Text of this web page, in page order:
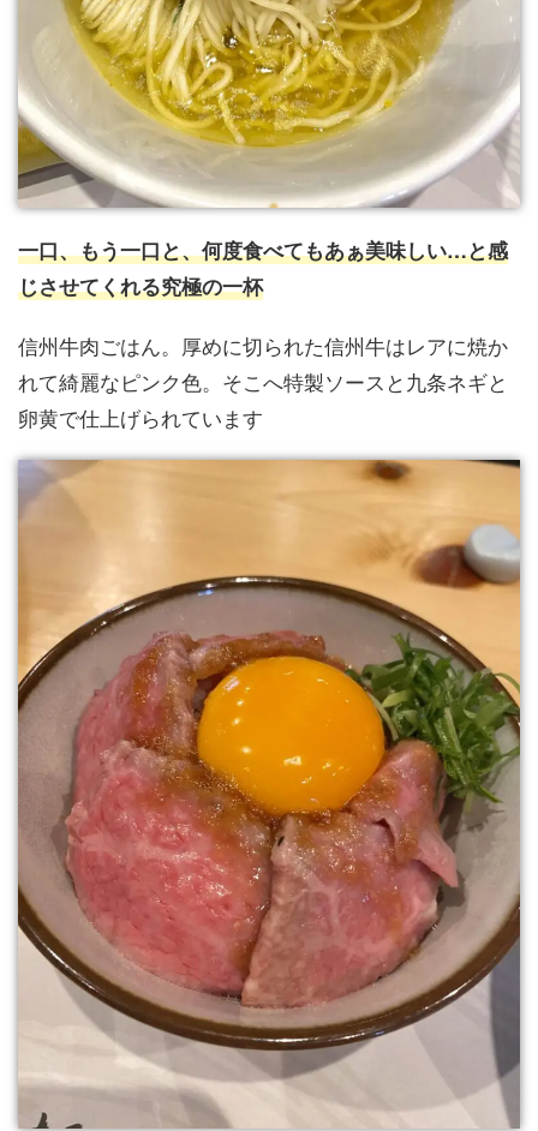
一口、もう一口と、何度食べてもあぁ美味しい…と感
じさせてくれる究極の一杯
信州牛肉ごはん。厚めに切られた信州牛はレアに焼か
れて綺麗なピンク色。そこへ特製ソースと九条ネギと
卵黄で仕上げられています